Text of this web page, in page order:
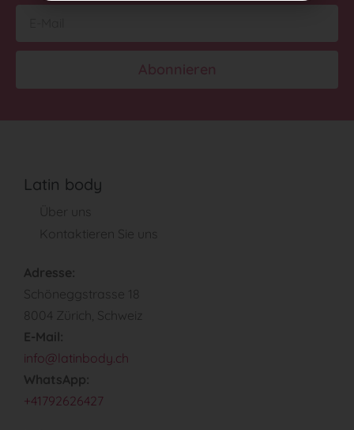
Abonnieren
Latin body
Über uns
Kontaktieren Sie uns
Adresse:
Schöneggstrasse 18
8004 Zürich, Schweiz
E-Mail:
info@latinbody.ch
WhatsApp:
+41792626427